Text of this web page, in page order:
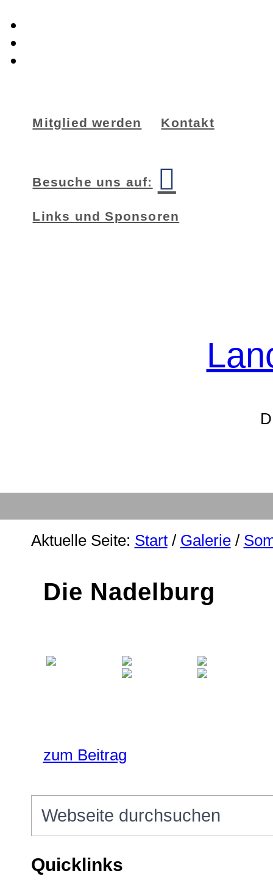
Mitglied werden Kontakt
Besuche uns auf:
Links und Sponsoren
Aktuelle Seite: Start / Galerie /
Die Nadelburg
zum Beitrag
Seitenspalte
durchsuchen
Quicklinks